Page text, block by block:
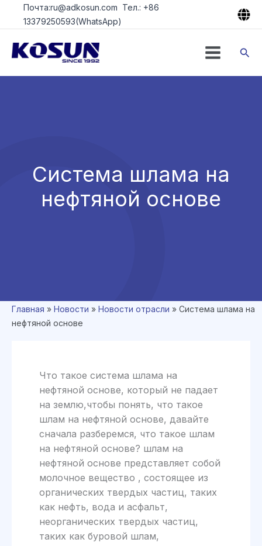
ПерейтиПочта:ru@adkosun.com Тел.: +86
13379250593(WhatsApp)
Система шлама на
нефтяной основе
Главная » Новости » Новости отрасли » Система шлама на
нефтяной основе
Что такое система шлама на
нефтяной основе, который не падает
на землю,чтобы понять, что такое
шлам на нефтяной основе, давайте
сначала разберемся, что такое шлам
на нефтяной основе? шлам на
нефтяной основе представляет собой
молочное вещество , состоящее из
органических твердых частиц, таких
как нефть, вода и асфальт,
неорганических твердых частиц,
таких как буровой шлам,